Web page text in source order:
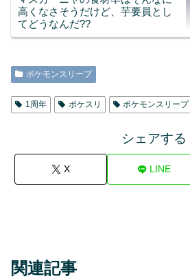
高くなさそうだけど、芋要員とし
てどうなんだ??
ポケモンスリープ
1周年 ポケスリ ポケモンスリープ
シェアする
X LINE
関連記事